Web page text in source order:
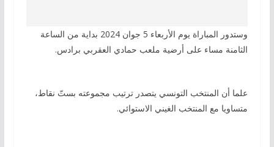
وستدور المباراة يوم الأربعاء 5 جوان 2024 بداية من الساعة
الثامنة مساء على أرضية ملعب حمادي العقربي برادس.
علما أن المنتخب التونسي يتصدر ترتيب مجموعته بستّ نقاط،
متساويا مع المنتخب الغيني الاستوائي.